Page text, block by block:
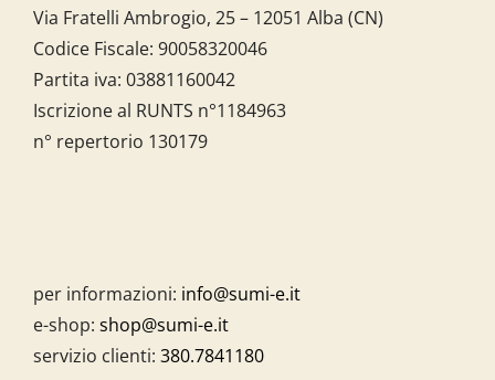
Via Fratelli Ambrogio, 25 – 12051 Alba (CN)
Codice Fiscale: 90058320046
Partita iva: 03881160042
Iscrizione al RUNTS n°1184963
n° repertorio 130179
per informazioni: info@sumi-e.it
e-shop: shop@sumi-e.it
servizio clienti: 380.7841180